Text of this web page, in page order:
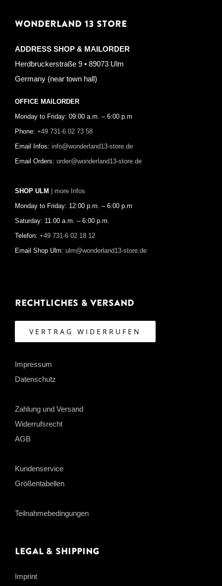
WONDERLAND 13 STORE
ADDRESS SHOP & MAILORDER
Herdbruckerstraße 9 • 89073 Ulm
Germany (near town hall)
OFFICE MAILORDER
Monday to Friday: 09:00 a.m. – 6:00 p.m
Phone: +49 731-6 02 73 58
Email Infos: info@wonderland13-store.de
Email Orders: order@wonderland13-store.de
SHOP ULM | more Infos
Monday to Friday: 12:00 p.m. – 6:00 p.m
Saturday: 11:00 a.m. – 6:00 p.m.
Telefon: +49 731-6 02 18 12
Email Shop Ulm: ulm@wonderland13-store.de
Rechtliches & Versand
VERTRAG WIDERRUFEN
Impressum
Datenschutz
Zahlung und Versand
Widerrufsrecht
AGB
Kundenservice
Größentabellen
Teilnahmebedingungen
Legal & Shipping
Imprint